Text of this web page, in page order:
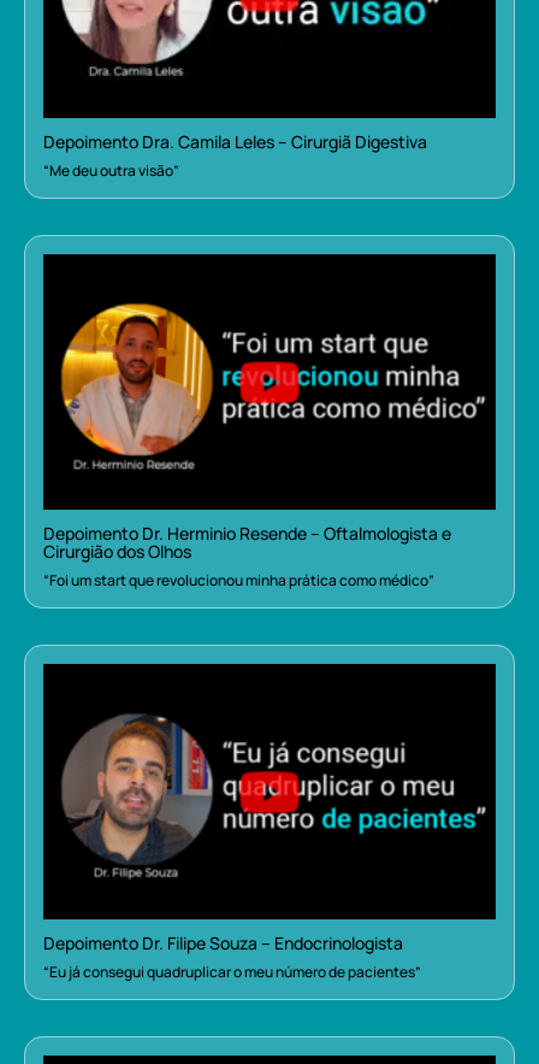
Depoimento Dra. Camila Leles – Cirurgiã Digestiva
“Me deu outra visão”
Depoimento Dr. Herminio Resende – Oftalmologista e
Cirurgião dos Olhos
“Foi um start que revolucionou minha prática como médico”
Depoimento Dr. Filipe Souza – Endocrinologista
“Eu já consegui quadruplicar o meu número de pacientes”